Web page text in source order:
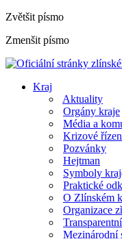
Zvětšit písmo
Zmenšit písmo
Kraj
Aktuality
Orgány kraje
Média a
Krizové
Pozvánky
Hejtman
Symboly
Praktické
O Zlínském
Organizace
Mezinárodní